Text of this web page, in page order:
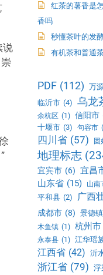
说
”
红茶的薯香是
香吗
秒懂茶叶的发
有机茶和普通
PDF (112) 万
临沂市 (4) 乌龙
余杭区 (1) 信阳市
十堰市 (3) 句容市
四川省 (57) 固
地理标志
宜宾市 (6) 宜昌
山东省 (15) 山南
平和县 (2) 广西
成都市 (8) 景德
木鱼镇 (1) 杭州市
永泰县 (1) 江华瑶
江西省 (42) 沂
浙江省 (79) 浮